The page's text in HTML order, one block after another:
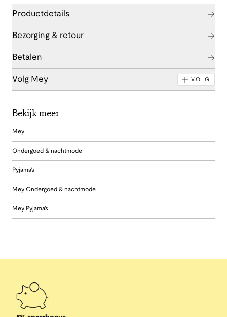
Productdetails
Bezorging & retour
Betalen
Volg Mey VOLG
Bekijk meer
Mey
Ondergoed & nachtmode
Pyjama's
Mey Ondergoed & nachtmode
Mey Pyjama's